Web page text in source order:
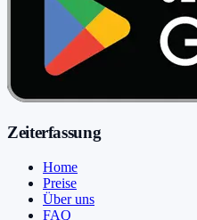
Zeiterfassung
Home
Preise
Über uns
FAQ